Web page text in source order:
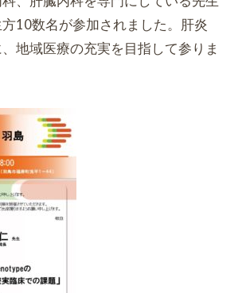
10数名が参加されました。肝炎
地域医療の充実を目指して参りま